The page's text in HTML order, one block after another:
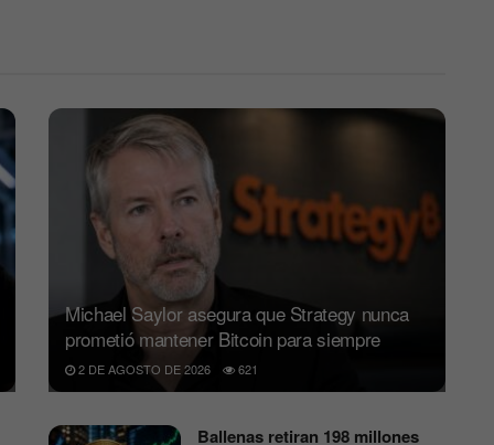
Michael Saylor asegura que Strategy nunca
prometió mantener Bitcoin para siempre
2 DE AGOSTO DE 2026 621
Ballenas retiran 198 millones